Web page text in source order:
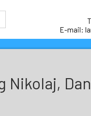
E-mail:
Nikolaj,